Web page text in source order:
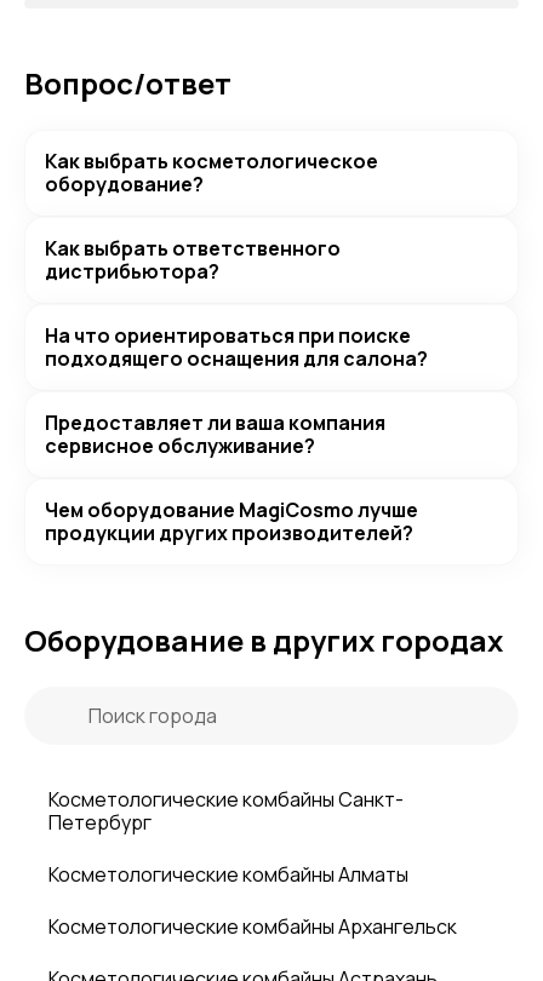
Вопрос/ответ
Как выбрать косметологическое
оборудование?
Как выбрать ответственного
дистрибьютора?
На что ориентироваться при поиске
подходящего оснащения для салона?
Предоставляет ли ваша компания
сервисное обслуживание?
Чем оборудование MagiCosmo лучше
продукции других производителей?
Оборудование в других городах
Косметологические комбайны Санкт-
Петербург
Косметологические комбайны Алматы
Косметологические комбайны Архангельск